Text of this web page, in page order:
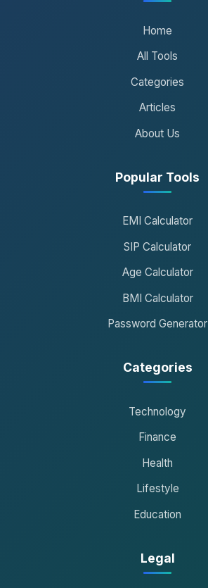
Home
All Tools
Categories
Articles
About Us
Popular Tools
EMI Calculator
SIP Calculator
Age Calculator
BMI Calculator
Password Generator
Categories
Technology
Finance
Health
Lifestyle
Education
Legal